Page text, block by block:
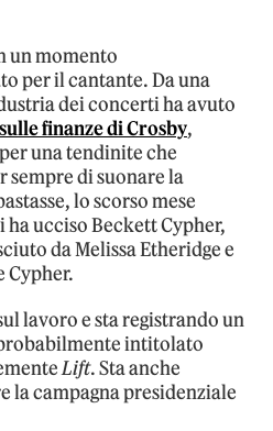
un momento
per il cantante. Da una
dei concerti ha avuto
finanze di Crosby,
una tendinite che
di suonare la
lo scorso mese
ucciso Beckett Cypher,
da Melissa Etheridge e
Cypher.
lavoro e sta registrando un
intitolato
Lift. Sta anche
la campagna presidenziale